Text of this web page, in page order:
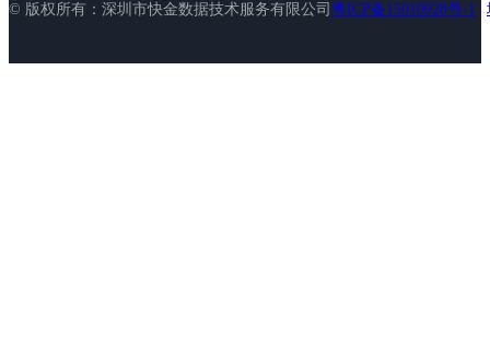
© 版权所有：深圳市快金数据技术服务有限公司 粤ICP备15010928号-1